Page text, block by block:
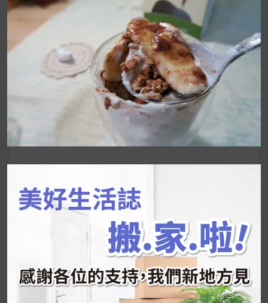
UrMart 為你打造理想生活
尋
字:
近期文章
韓國人為什麼不容易胖？
揭秘明星、網紅熱
推的MZ Diet ！
好吃的蛋白點心還有好玩的運動小遊戲！今年過
年已經等不及帶這盒跟我的親戚、朋友們一起分
享～